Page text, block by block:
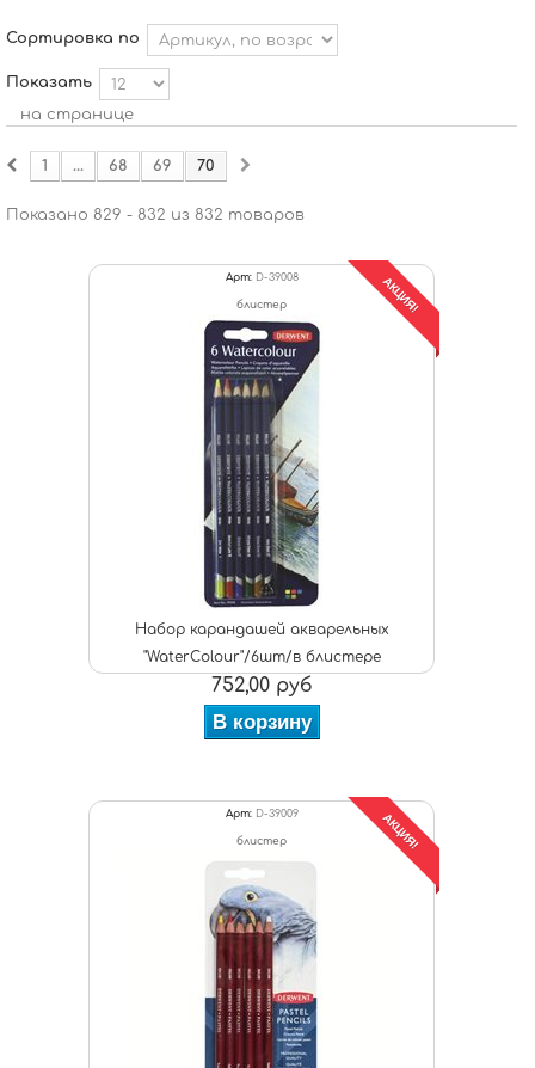
Сортировка по
Показать
на странице
1 ... 68 69 70
Показано 829 - 832 из 832 товаров
Арт: D-39008
блистер
Набор карандашей акварельных
"WaterColour"/6шт/в блистере
АКЦИЯ!
752,00 руб
В корзину
Арт: D-39009
блистер АКЦИЯ!